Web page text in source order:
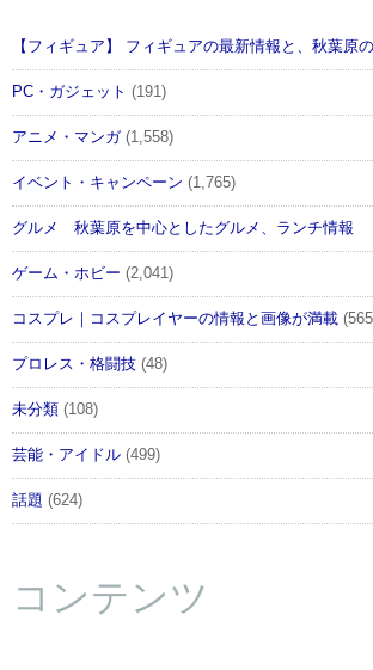
【フィギュア】 フィギュアの最新情報と、秋葉原
PC・ガジェット (191)
アニメ・マンガ(1,558)
イベント・キャンペーン (1,765)
グルメ 秋葉原を中心としたグルメ、ランチ情報
ゲーム・ホビー (2,041)
コスプレ｜コスプレイヤーの情報と画像が満載
プロレス・格闘技 (48)
未分類 (108)
芸能・アイドル (499)
話題 (624)
コンテンツ